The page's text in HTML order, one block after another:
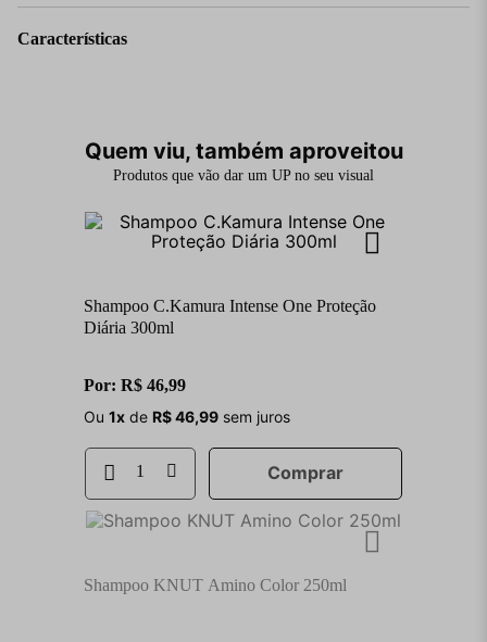
Características
Quem viu, também aproveitou
Produtos que vão dar um UP no seu visual
Shampoo C.Kamura Intense One Proteção
Diária 300ml
Por: R$ 46,99
Ou 1x de R$46,99 sem juros
Comprar
Shampoo KNUT Amino Color 250ml